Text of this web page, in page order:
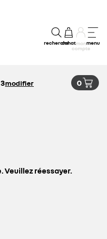
rechercheachatmon
compte
menu
modifier 0
Veuillez réessayer.